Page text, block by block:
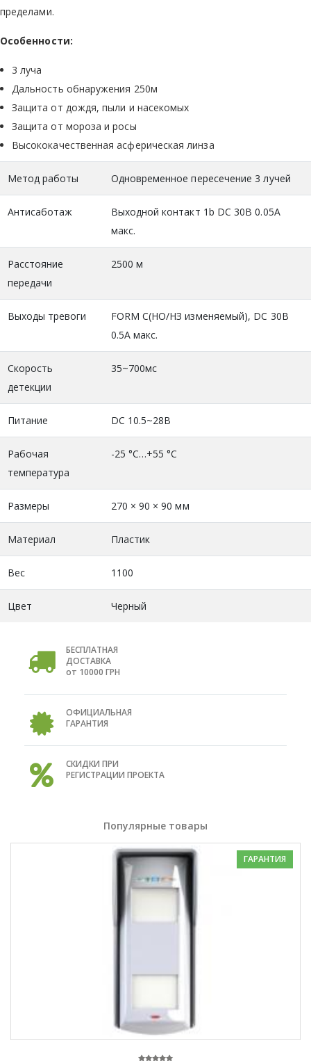
пределами.
Особенности:
3 луча
Дальность обнаружения 250м
Защита от дождя, пыли и насекомых
Защита от мороза и росы
Высококачественная асферическая линза
Метод работы Одновременное пересечение 3 лучей
Антисаботаж
Выходной контакт 1b DC 30В 0.05A
макс.
Расстояние
передачи
2500 м
Выходы тревоги
FORM C(НО/НЗ изменяемый), DC 30В
0.5A макс.
Скорость
детекции
35~700мс
Питание DC 10.5~28В
Рабочая
температура
-25 °C…+55 °C
Размеры 270 × 90 × 90 мм
Материал Пластик
Вес 1100
Цвет Черный
БЕСПЛАТНАЯ
ДОСТАВКА
от 10000 ГРН
ОФИЦИАЛЬНАЯ
ГАРАНТИЯ
СКИДКИ ПРИ
РЕГИСТРАЦИИ ПРОЕКТА
Популярные товары
ГАРАНТИЯ